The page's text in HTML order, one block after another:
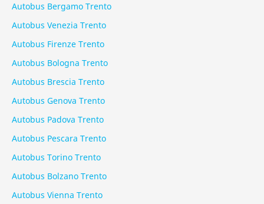
Autobus Bergamo Trento
Autobus Venezia Trento
Autobus Firenze Trento
Autobus Bologna Trento
Autobus Brescia Trento
Autobus Genova Trento
Autobus Padova Trento
Autobus Pescara Trento
Autobus Torino Trento
Autobus Bolzano Trento
Autobus Vienna Trento